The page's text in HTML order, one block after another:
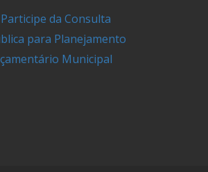
da Consulta
para Planejamento
Municipal